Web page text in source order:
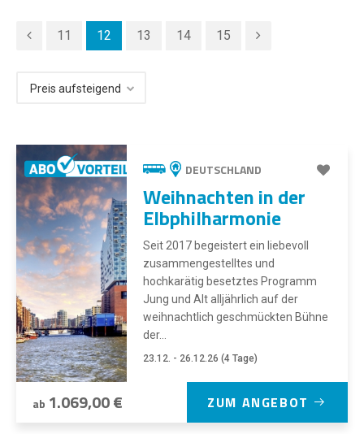
11 12 13 14 15
DEUTSCHLAND
Weihnachten in der
Elbphilharmonie
Seit 2017 begeistert ein liebevoll
zusammengestelltes und
hochkarätig besetztes Programm
Jung und Alt alljährlich auf der
weihnachtlich geschmückten Bühne
der...
23.12. - 26.12.26 (4 Tage)
ab 1.069,00 € ZUM ANGEBOT